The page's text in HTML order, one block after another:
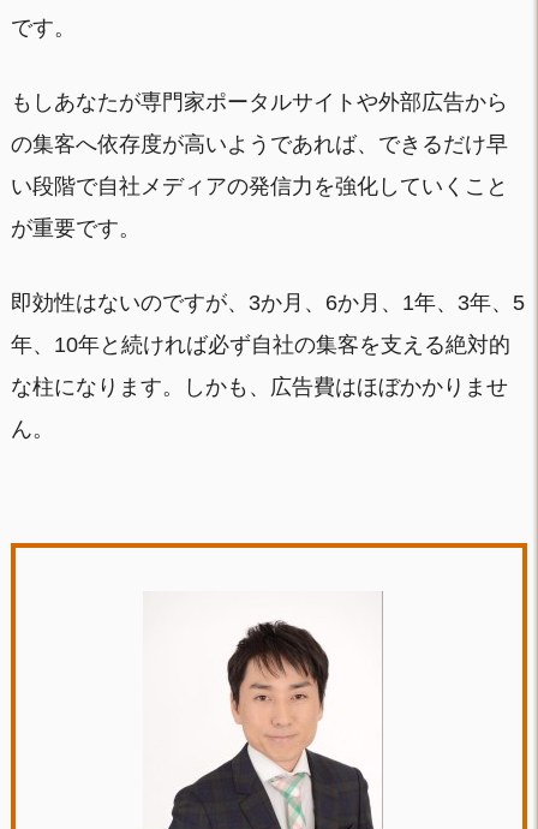
です。
もしあなたが専門家ポータルサイトや外部広告から
の集客へ依存度が高いようであれば、できるだけ早
い段階で自社メディアの発信力を強化していくこと
が重要です。
即効性はないのですが、3か月、6か月、1年、3年、5
年、10年と続ければ必ず自社の集客を支える絶対的
な柱になります。しかも、広告費はほぼかかりませ
ん。